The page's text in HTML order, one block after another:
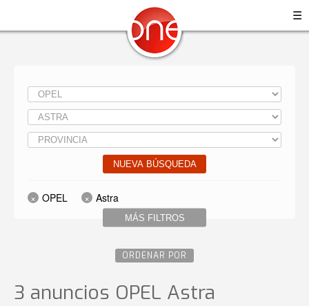
☰
NUEVA BÚSQUEDA
MÁS FILTROS
OPEL Astra
ORDENAR POR
3 anuncios OPEL Astra